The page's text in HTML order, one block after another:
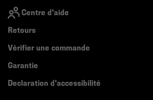
Centre d'aide
Retours
Vérifier une commande
Garantie
Declaration d'accessibilité